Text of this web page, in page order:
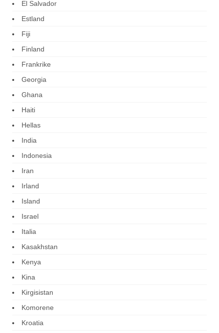
El Salvador
Estland
Fiji
Finland
Frankrike
Georgia
Ghana
Haiti
Hellas
India
Indonesia
Iran
Irland
Island
Israel
Italia
Kasakhstan
Kenya
Kina
Kirgisistan
Komorene
Kroatia